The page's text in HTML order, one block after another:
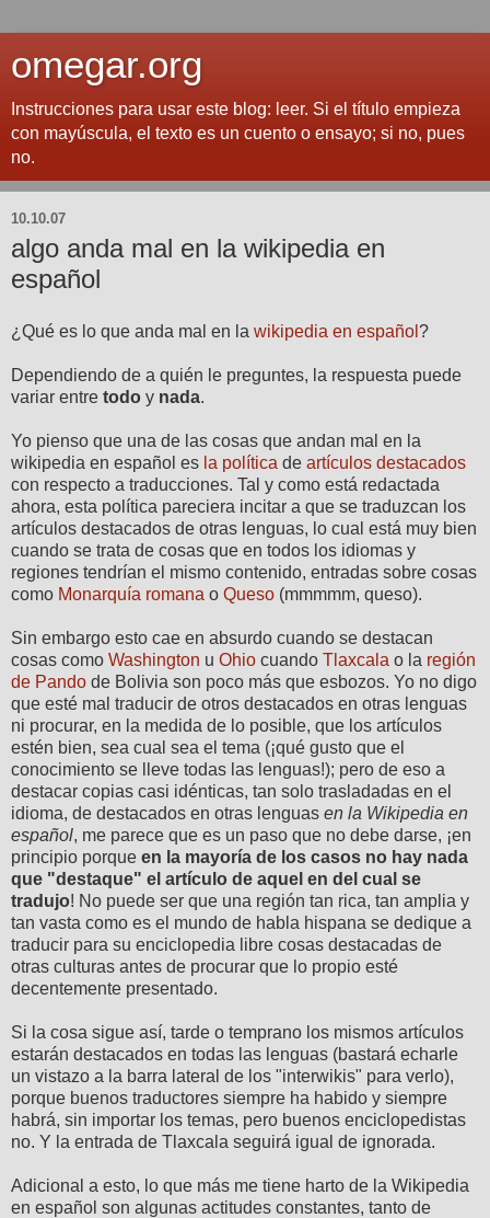
omegar.org
Instrucciones para usar este blog: leer. Si el título empieza
con mayúscula, el texto es un cuento o ensayo; si no, pues
no.
10.10.07
algo anda mal en la wikipedia en
español
¿Qué es lo que anda mal en la wikipedia en español ?
Dependiendo de a quién le preguntes, la respuesta puede
variar entre todo y nada.
Yo pienso que una de las cosas que andan mal en la
wikipedia en español es la política de artículos destacados
con respecto a traducciones. Tal y como está redactada
ahora, esta política pareciera incitar a que se traduzcan los
artículos destacados de otras lenguas, lo cual está muy bien
cuando se trata de cosas que en todos los idiomas y
regiones tendrían el mismo contenido, entradas sobre cosas
como Monarquía romana o Queso (mmmmm, queso).
Sin embargo esto cae en absurdo cuando se destacan
cosas como Washington u Ohio cuando Tlaxcala o la región
de Pando de Bolivia son poco más que esbozos. Yo no digo
que esté mal traducir de otros destacados en otras lenguas
ni procurar, en la medida de lo posible, que los artículos
estén bien, sea cual sea el tema (¡qué gusto que el
conocimiento se lleve todas las lenguas!); pero de eso a
destacar copias casi idénticas, tan solo trasladadas en el
idioma, de destacados en otras lenguas en la Wikipedia en
español, me parece que es un paso que no debe darse, ¡en
principio porque en la mayoría de los casos no hay nada
que "destaque" el artículo de aquel en del cual se
tradujo! No puede ser que una región tan rica, tan amplia y
tan vasta como es el mundo de habla hispana se dedique a
traducir para su enciclopedia libre cosas destacadas de
otras culturas antes de procurar que lo propio esté
decentemente presentado.
Si la cosa sigue así, tarde o temprano los mismos artículos
estarán destacados en todas las lenguas (bastará echarle
un vistazo a la barra lateral de los "interwikis" para verlo),
porque buenos traductores siempre ha habido y siempre
habrá, sin importar los temas, pero buenos enciclopedistas
no. Y la entrada de Tlaxcala seguirá igual de ignorada.
Adicional a esto, lo que más me tiene harto de la Wikipedia
en español son algunas actitudes constantes, tanto de